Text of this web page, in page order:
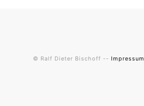
© Ralf Dieter Bischoff -- Impressum